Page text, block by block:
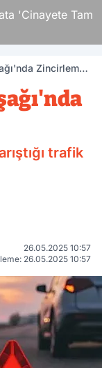
'Cinayete Tam
Zincirleme
trafik
26.05.2025 10:57
26.05.2025 10:57